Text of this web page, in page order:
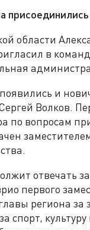
присоединились
области
в
и
Волков.
по вопросам
отвечать
первого
региона
спорт,